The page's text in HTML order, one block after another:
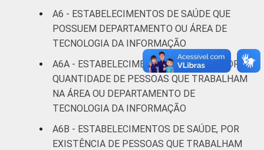
Pesquisa sobre o uso das tecnologias de
informação e comunicação nos
estabelecimentos de saúde brasileiros – TIC
Saúde 2021.
A6 - ESTABELECIMENTOS DE SAÚDE QUE
POSSUEM DEPARTAMENTO OU ÁREA DE
TECNOLOGIA DA INFORMAÇÃO
A6A - ESTABELECIMENTOS DE SAÚDE, POR
QUANTIDADE DE PESSOAS QUE TRABALHAM
NA ÁREA OU DEPARTAMENTO DE
TECNOLOGIA DA INFORMAÇÃO
A6B - ESTABELECIMENTOS DE SAÚDE, POR
EXISTÊNCIA DE PESSOAS QUE TRABALHAM